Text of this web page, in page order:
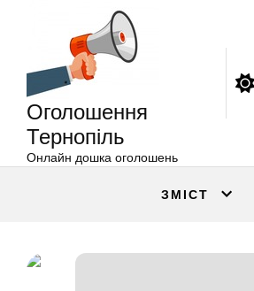
Оголошення
Тернопіль
Онлайн дошка оголошень
ЗМІСТ